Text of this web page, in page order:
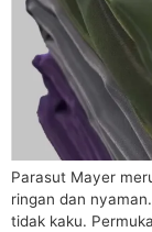
Parasut Mayer
ringan dan
tidak kaku.